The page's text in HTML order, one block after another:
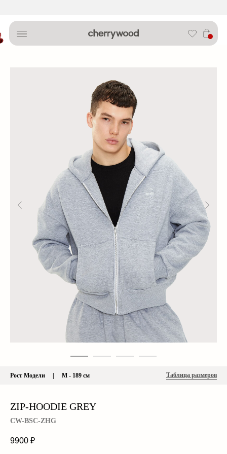
ZIP-HOODIE GREY
CW-BSC-ZHG
9900 ₽
Рост Модели | М - 189 см Таблица размеров